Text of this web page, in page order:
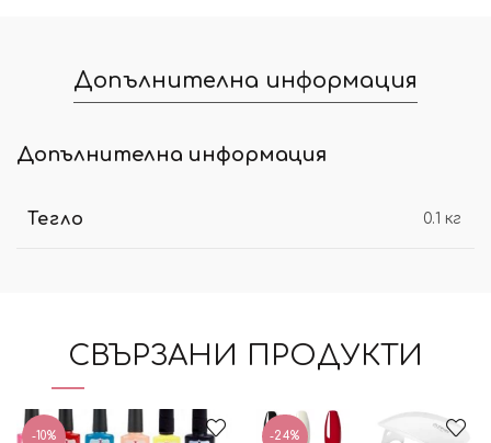
Допълнителна информация
Допълнителна информация
Тегло 0.1 кг
СВЪРЗАНИ ПРОДУКТИ
-10% -24%